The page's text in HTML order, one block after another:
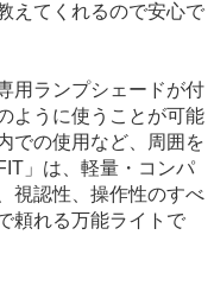
えてくれるので安心で
用ランプシェードが付
ように使うことが可能
での使用など、周囲を
」は、軽量・コンパ
視認性、操作性のすべ
頼れる万能ライトで